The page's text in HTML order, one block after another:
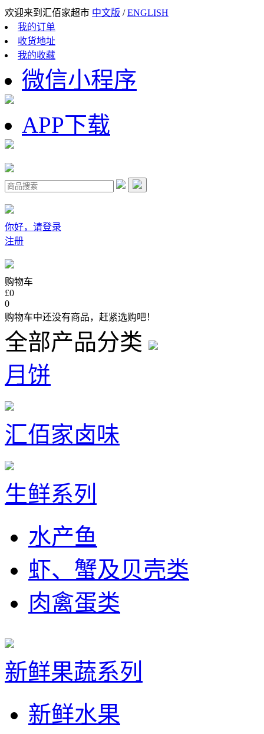
欢迎来到汇佰家超市 中文版 /ENGLISH
我的订单
收货地址
我的收藏
微信小程序
APP下载
你好，请登录
注册
购物车
£0
0
购物车中还没有商品，赶紧选购吧！
全部产品分类
月饼
汇佰家卤味
生鲜系列
水产鱼
虾、蟹及贝壳类
肉禽蛋类
新鲜果蔬系列
新鲜水果